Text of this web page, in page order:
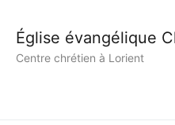
Église évangélique
Centre chrétien à Lorient